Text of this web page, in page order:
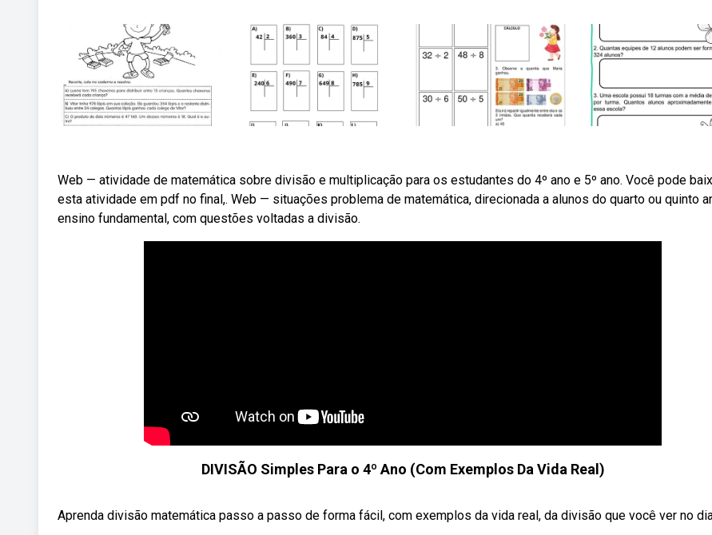
Web — atividade de matemática sobre divisão e multiplicação para os estudantes do 4º ano e 5º ano. Você pode
esta atividade em pdf no final,. Web — situações problema de matemática, direcionada a alunos do quarto ou quinto
ensino fundamental, com questões voltadas a divisão.
DIVISÃO Simples Para o 4º Ano (Com Exemplos Da Vida Real)
Aprenda divisão matemática passo a passo de forma fácil, com exemplos da vida real, da divisão que você ver no